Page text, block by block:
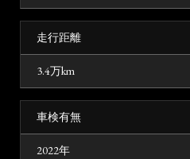
走行距離
3.4万km
車検有無
2022年